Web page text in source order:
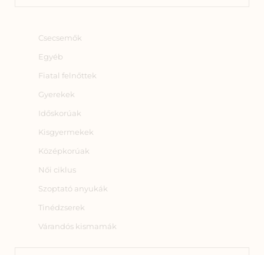
Csecsemők
Egyéb
Fiatal felnőttek
Gyerekek
Időskorúak
Kisgyermekek
Középkorúak
Női ciklus
Szoptató anyukák
Tinédzserek
Várandós kismamák